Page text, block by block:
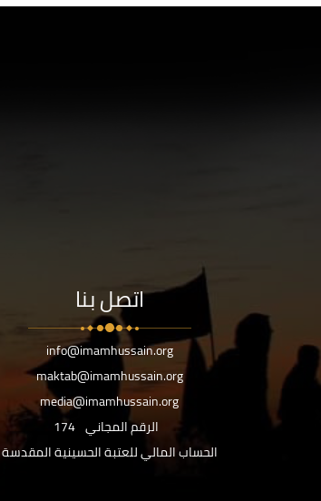
اتصل بنا
info@imamhussain.org
maktab@imamhussain.org
media@imamhussain.org
الرقم المجاني 174
الحساب المالي للعتبة الحسينية المقدسة